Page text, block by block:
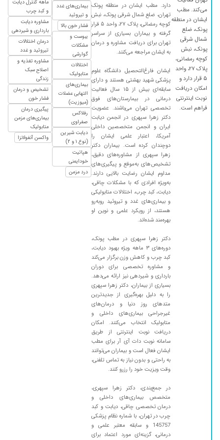
افزایش وزن ۱۴۰۴/۰۸/۱۹
دیابتی هستیم مراحل اولیه درمان رو با ایشان ۱۴۰۴/۰۶/۱۵
بسیار حرفهای، دقیق و خوشبرخورد. با حوصله به
تمام سوالاتم پاسخ دادند و تشخیص و روند درمان
را بهخوبی توضیح دادند. از مراجعه به ایشان کاملا
رضایت دارم.
۱۴۰۵/۰۵/۱۰
خیلی عالی وقت دهی واقعا خوبه سر وقته ویزیت
عالی خوش اخلاق
۱۴۰۴/۰۶/۰۱
با اینکه خیلی مقاومت داشتم و واقعا فکر میکردم
تغییری اتفاق نمی افته ولی دکتر سپهری با درمان
درست و اصولی باعث شدن من به وزن ایده آلم
برسم .واقعا ممنونم ازشون
۱۴۰۵/۰۳/۱۱
دیابتم به طور کامل درمان شد
خانوم دکتر بسیار حرفه ای و با صبر و شکیبایی
مشکلاتم رو شنیدن و درمان لازم رو انجام دادن.
بسیار عالی
خیلی دکتر با حوصله و خوبیه
صبور،دقیق، باسواد و با تجربه ممنون خانم دکتر یک
برای چکاپ رفتم بسیار دکتر باسواد و خوش
برخوردی هستند. صمیمی وبا انرژی مثبت. منشی
هم بسیار با حوصله و با شخصیت و منظم هستند
عدم رضایت
دو جلسه ویزیت شدم و هنوز زود هست برای نظر
دادن
خیلی عالی
سلام من رقیه عبیداوی هستم از خانم دکتر زهرا
سپهری خیلی راضی هستم وخیلی دکتر خوبیه
عدم رضایت
۴۶ سالمه برای اضافه وزن،از مراحل درمان خیلی
راضیم تفاوتشون با الباقی پزشکانی که رفتم زمین تا
آسمونه
برای چربی کبد و لاغری رفتم فعلا درحال درمانم
می‌کند. مطب
ایشان در منطقه
پونک، ضلع
شمال شرقی
پونک، نبش
کوچه رمضانی،
پلاک ۲۷، واحد
۵ قرار دارد و
امکان دریافت
نوبت اینترنتی
فراهم است.
دارد. مطب ایشان در منطقه پونک
تهران، ضلع شمال شرقی پونک، نبش
کوچه رمضانی، پلاک ۲۷، واحد ۵ قرار
گرفته و بیماران بسیاری از سراسر
تهران برای دریافت مشاوره و درمان
به ایشان مراجعه می‌کنند.
ایشان فارغ‌التحصیل دانشگاه علوم
پزشکی شهید بهشتی هستند و دارای
سابقه‌ای بیش از ۱۵ سال فعالیت
درمانی در بیمارستان‌های فوق
تخصصی تهران می‌باشند. عضویت
دکتر زهرا سپهری در انجمن دیابت
ایران و انجمن متخصصین داخلی
آمریکا، اعتبار علمی ایشان را
دوچندان کرده است. بیماران دکتر
زهرا سپهری از مشاوره‌های دقیق،
تشخیص‌های به‌موقع و پیگیری‌های
مداوم ایشان رضایت بالایی دارند.
به‌ویژه افرادی که با مشکلات چاقی،
دیابت، کبد چرب، اختلالات متابولیکی
و بیماری‌های غدد و تیروئید روبه‌رو
هستند، از رویکرد علمی و نوین او
بهره‌مند شده‌اند.
دکتر زهرا سپهری در مطب پونک،
دوره‌های ۳ ماهه ویژه بهبود دیابت،
کبد چرب و کاهش وزن برگزار می‌کند
و مشاوره تخصصی برای دوران
بارداری و شیردهی نیز ارائه می‌دهد.
بسیاری از بیماران، دکتر زهرا سپهری
را به دلیل بهره‌گیری از جدیدترین
متدهای روز دنیا و درمان‌های
غیرجراحی بیماری‌های داخلی و
متابولیک انتخاب می‌کنند. امکان
دریافت نوبت اینترنتی از طریق
سامانه نوبت دات آی آر برای مطب
ایشان فعال است و بیماران می‌توانند
به راحتی و بدون نیاز به تماس تلفنی،
وقت ویزیت خود را رزرو کنند.
در جمع‌بندی، دکتر زهرا سپهری،
متخصص بیماری‌های داخلی و
درمان تخصصی چاقی، دیابت و کبد
چرب در تهران، با شماره نظام پزشکی
145757 و سابقه معتبر علمی و
درمانی، گزینه‌ای مورد اعتماد برای
بیماری‌های غدد
و تیروئید
فشار خون بالا
یبوست و
مشکلات
گوارشی
اختلالات
متابولیک
بیماری‌های
التهابی عضلات
(میوزیت)
رفلاکس
صفراوی
دیابت شیرین
(نوع ۱ و ۲)
هپاتیت
خودایمنی
درد مزمن
ماهه کنترل دیابت
و کبد چرب
مشاوره دیابت
بارداری و شیردهی
درمان اختلالات
تیروئید و غدد
مشاوره تغذیه و
اصلاح سبک
زندگی
تشخیص و درمان
فشار خون
پیگیری درمان
بیماری‌های مزمن
متابولیک
واکسن آنفولانزا